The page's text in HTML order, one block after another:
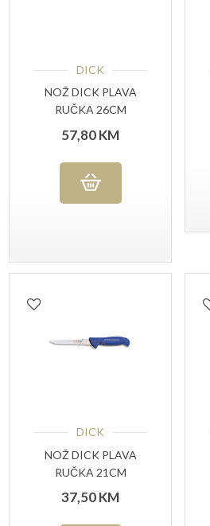
DICK
NOŽ DICK PLAVA
RUČKA 26CM
57,80KM
DICK
NOŽ DICK PLAVA
RUČKA 21CM
37,50KM